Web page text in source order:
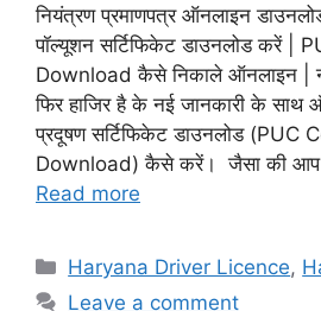
नियंत्रण प्रमाणपत्र ऑनलाइन
पॉल्यूशन सर्टिफिकेट डाउनलोड करें |
Download कैसे निकाले ऑनलाइन |
फिर हाजिर है के नई जानकारी के साथ
प्रदूषण सर्टिफिकेट डाउनलोड (PUC
Download) कैसे करें। जैसा की आप
Read more
Categories
Haryana Driver Licence,
Leave a comment